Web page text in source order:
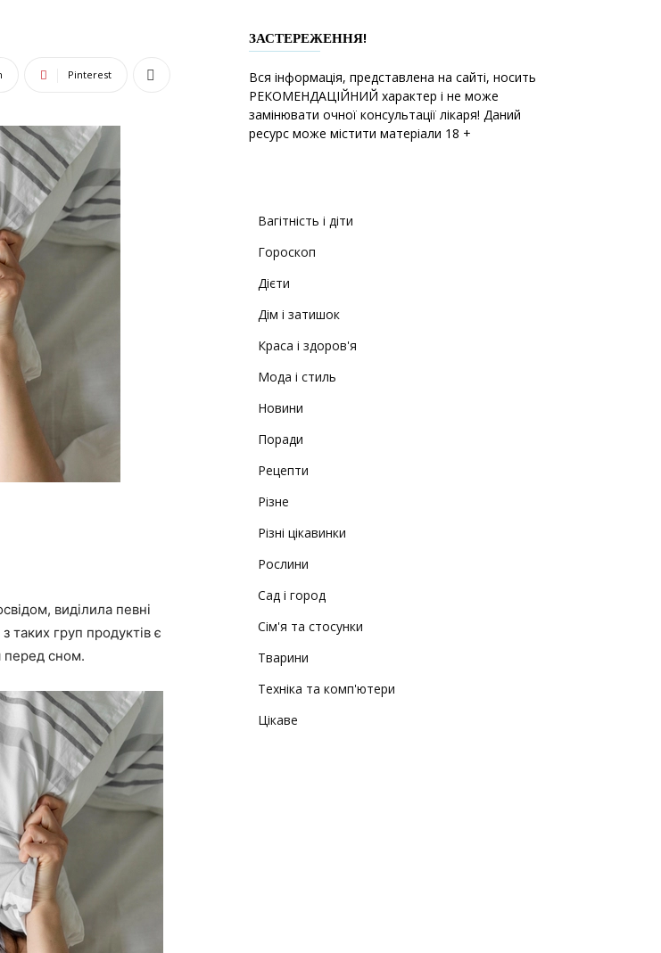
Pinterest
виділила певні
таких груп продуктів є
перед сном.
ЗАСТЕРЕЖЕННЯ!
Вся інформація, представлена на сайті, носить
РЕКОМЕНДАЦІЙНИЙ характер і не може
замінювати очної консультації лікаря! Даний
ресурс може містити матеріали 18 +
Вагітність і діти
Гороскоп
Дієти
Дім і затишок
Краса і здоров'я
Мода і стиль
Новини
Поради
Рецепти
Різне
Різні цікавинки
Рослини
Сад і город
Сім'я та стосунки
Тварини
Техніка та комп'ютери
Цікаве